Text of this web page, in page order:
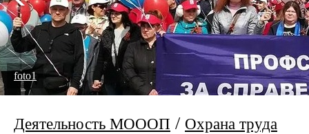
foto1
Деятельность МОООП / Охрана труда